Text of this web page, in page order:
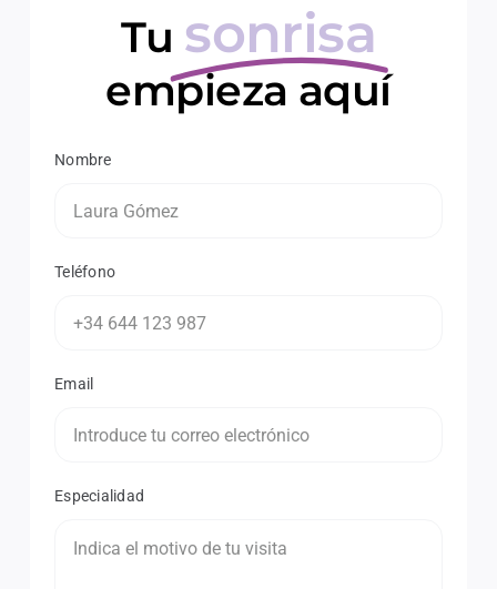
Tu sonrisa
empieza aquí
Nombre
Teléfono
Email
Especialidad